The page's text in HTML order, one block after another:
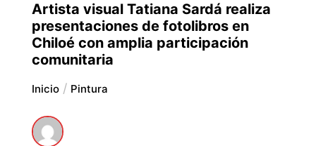
Artista visual Tatiana Sardá realiza
presentaciones de fotolibros en
Chiloé con amplia participación
comunitaria
Inicio Pintura